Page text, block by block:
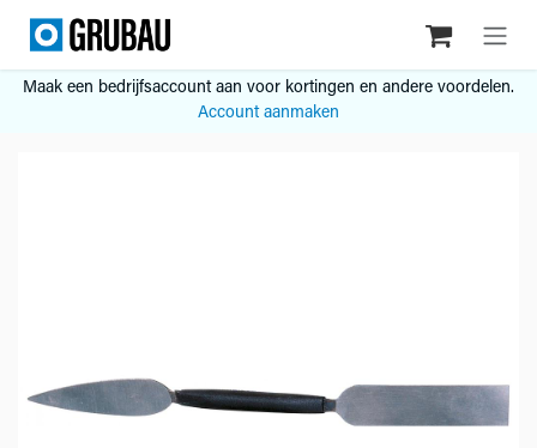
Overslaan naar inhoud
Maak een bedrijfsaccount aan voor kortingen en andere voordelen.
Account aanmaken